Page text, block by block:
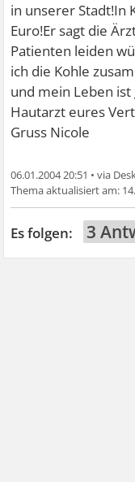
in unserer Stadt!In
Euro!Er sagt die
Patienten leiden
ich die Kohle
und mein Leben
Hautarzt eures
Gruss Nicole
06.01.2004 20:51 •
3